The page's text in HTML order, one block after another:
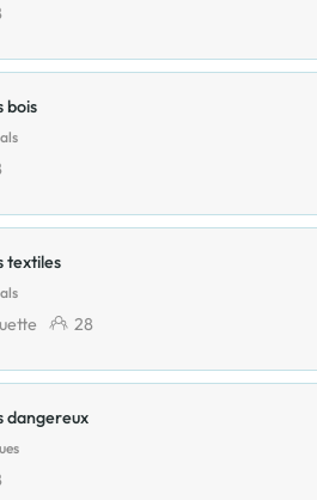
bois
textiles
28
dangereux